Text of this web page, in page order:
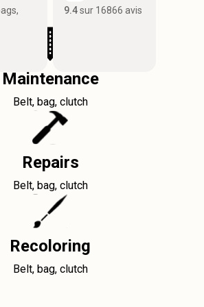
9.4sur 16866 avis
Maintenance
Belt, bag, clutch
Repairs
Belt, bag, clutch
Recoloring
Belt, bag, clutch